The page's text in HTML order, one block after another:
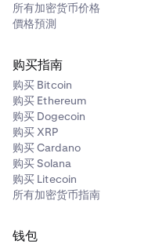
所有加密货币价格
價格預測
购买指南
购买 Bitcoin
购买 Ethereum
购买 Dogecoin
购买 XRP
购买 Cardano
购买 Solana
购买 Litecoin
所有加密货币指南
钱包